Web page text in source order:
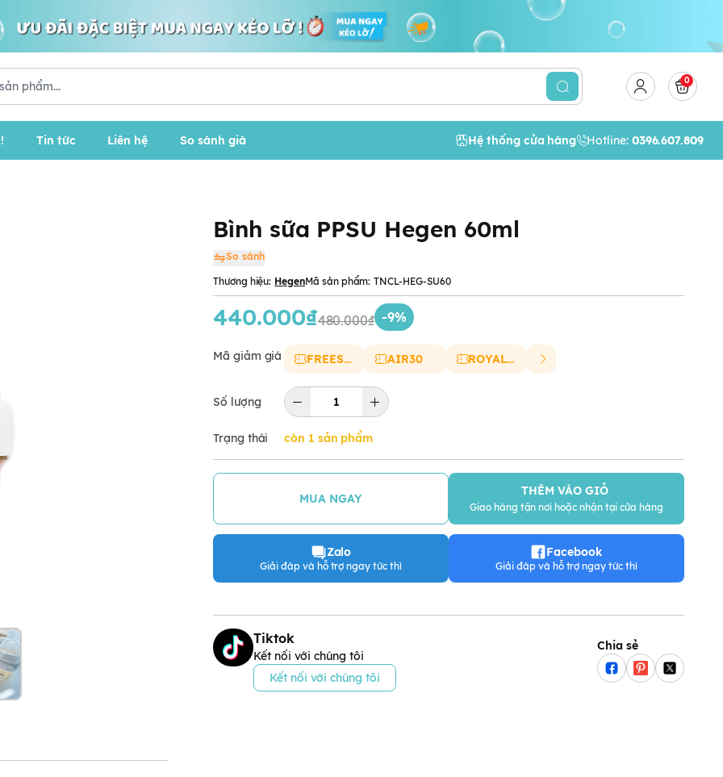
0
Tin tức Liên hệ So sánh giá Hệ thống cửa hàng Hotline: 0396.607.809
Bình sữa PPSU Hegen 60ml
So sánh
Thương hiệu: HegenMã sản phẩm: TNCL-HEG-SU60
440.000₫480.000₫ -9%
Mã giảm giá FREESHIP AIR30 ROYAL20
Số lượng
Trạng thái còn 1 sản phẩm
MUA NGAY
THÊM VÀO GIỎ
Giao hàng tận nơi hoặc nhận tại cửa hàng
Zalo
Giải đáp và hỗ trợ ngay tức thì
Facebook
Giải đáp và hỗ trợ ngay tức thì
Tiktok
Kết nối với chúng tôi
Kết nối với chúng tôi
Chia sẻ